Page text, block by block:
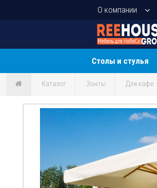
О компании
Столы и стулья
Каталог Зонты Для кафе